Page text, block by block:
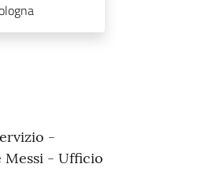
-
- Ufficio